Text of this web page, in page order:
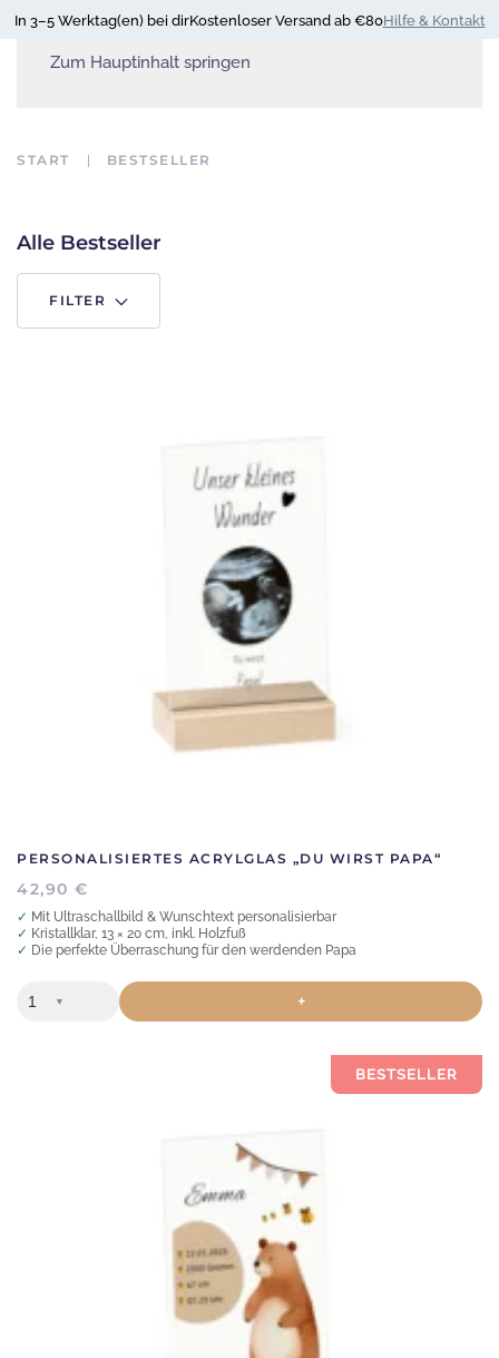
In 3–5 Werktag(en) bei dirKostenloser Versand ab €80Hilfe & Kontakt
Zum Hauptinhalt springen
START BESTSELLER
Alle Bestseller
FILTER
PERSONALISIERTES ACRYLGLAS „DU WIRST PAPA“
42,90 €
✓ Mit Ultraschallbild & Wunschtext personalisierbar
✓ Kristallklar, 13 × 20 cm, inkl. Holzfuß
✓ Die perfekte Überraschung für den werdenden Papa
▼ +
BESTSELLER